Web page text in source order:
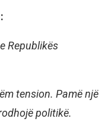
Republikës
tension. Pamë një
politikë.